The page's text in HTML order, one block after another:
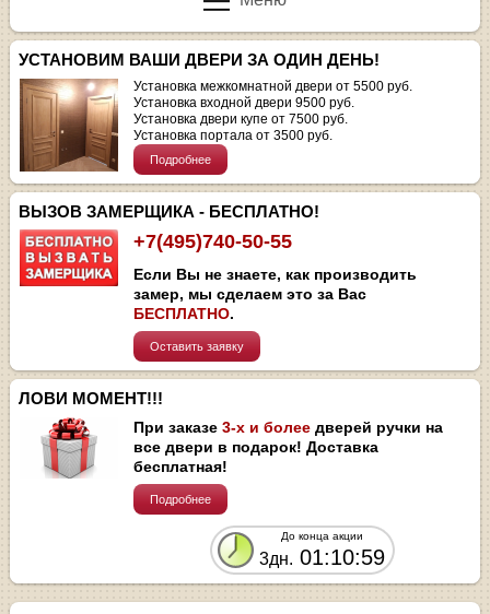
УСТАНОВИМ ВАШИ ДВЕРИ ЗА ОДИН ДЕНЬ!
Установка межкомнатной двери от 5500 руб.
Установка входной двери 9500 руб.
Установка двери купе от 7500 руб.
Установка портала от 3500 руб.
Подробнее
ВЫЗОВ ЗАМЕРЩИКА - БЕСПЛАТНО!
+7(495)740-50-55
Если Вы не знаете, как производить
замер, мы сделаем это за Вас
БЕСПЛАТНО.
Оставить заявку
ЛОВИ МОМЕНТ!!!
При заказе3-х и более дверей ручки на
все двери в подарок! Доставка
бесплатная!
Подробнее
До конца акции
3дн. 01:10:58